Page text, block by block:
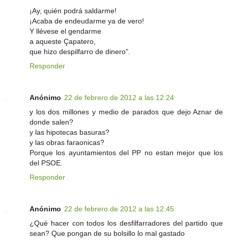
¡Ay, quién podrá saldarme!
¡Acaba de endeudarme ya de vero!
Y llévese el gendarme
a aqueste Çapatero,
que hizo despilfarro de dinero".
Responder
Anónimo 22 de febrero de 2012 a las 12:24
y los dos millones y medio de parados que dejo Aznar de
donde salen?
y las hipotecas basuras?
y las obras faraonicas?
Porque los ayuntamientos del PP no estan mejor que los
del PSOE.
Responder
Anónimo 22 de febrero de 2012 a las 12:45
¿Qué hacer con todos los desfilfarradores del partido que
sean? Que pongan de su bolsillo lo mal gastado